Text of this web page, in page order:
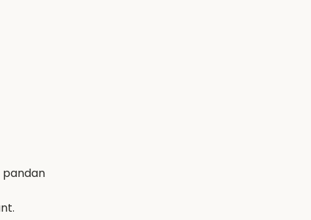
pandan